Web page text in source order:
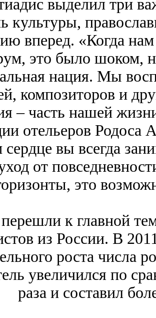
выделил три
культуры,
вперед. «Когда
это было шоком,
нация. Мы
композиторов и
– часть нашей
отельеров
вы всегда
от
это
к главной
из России. В
роста числа
увеличился по
раза и составил